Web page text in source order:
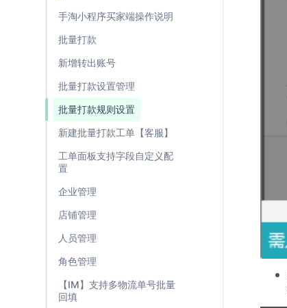
手淘小程序买家端操作说明
批量打款
新增转出账号
批量打款设置管理
批量打款规则设置
新建批量打款工单【客服】
工单面板支持字段自定义配
置
企业管理
店铺管理
人员管理
角色管理
【IM】支持多物流单号批量
回填